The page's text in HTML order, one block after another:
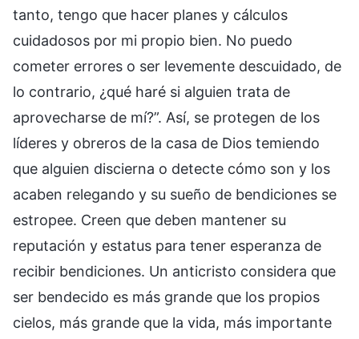
tanto, tengo que hacer planes y cálculos
cuidadosos por mi propio bien. No puedo
cometer errores o ser levemente descuidado, de
lo contrario, ¿qué haré si alguien trata de
aprovecharse de mí?”. Así, se protegen de los
líderes y obreros de la casa de Dios temiendo
que alguien discierna o detecte cómo son y los
acaben relegando y su sueño de bendiciones se
estropee. Creen que deben mantener su
reputación y estatus para tener esperanza de
recibir bendiciones. Un anticristo considera que
ser bendecido es más grande que los propios
cielos, más grande que la vida, más importante